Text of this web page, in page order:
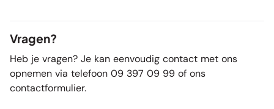
Vragen?
Heb je vragen? Je kan eenvoudig contact met ons
opnemen via telefoon 09 397 09 99 of ons
contactformulier.